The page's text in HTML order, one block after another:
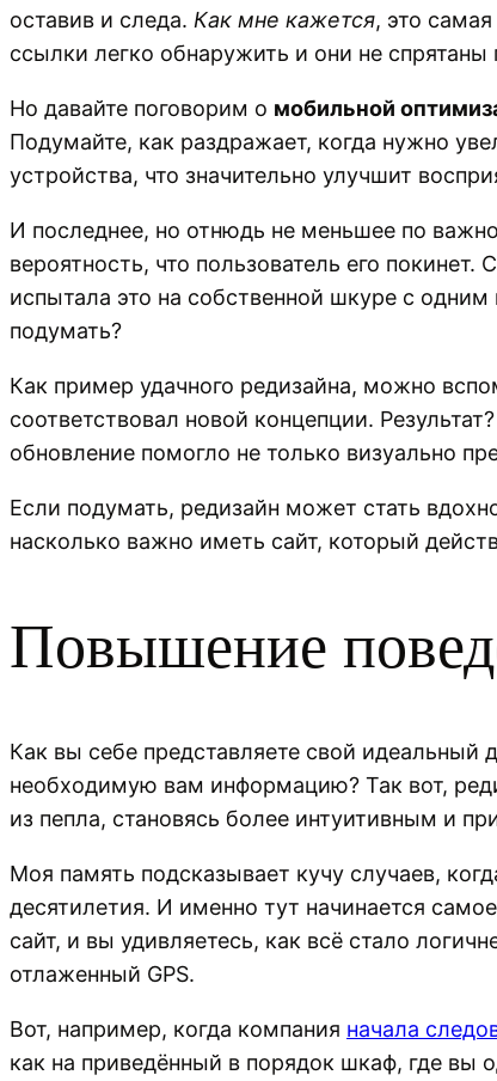
оставив и следа. Как мне кажется, это
ссылки легко обнаружить и они не спрятаны
Но давайте поговорим о мобильной
Подумайте, как раздражает, когда нужно
устройства, что значительно улучшит
И последнее, но отнюдь не меньшее по
вероятность, что пользователь его
испытала это на собственной шкуре с
подумать?
Как пример удачного редизайна, можно
соответствовал новой концепции.
обновление помогло не только визуально
Если подумать, редизайн может стать
насколько важно иметь сайт, который
Повышение
Как вы себе представляете свой идеальный
необходимую вам информацию? Так вот,
из пепла, становясь более интуитивным и
Моя память подсказывает кучу случаев,
десятилетия. И именно тут начинается
сайт, и вы удивляетесь, как всё стало
отлаженный GPS.
Вот, например, когда компания начала
как на приведённый в порядок шкаф, где